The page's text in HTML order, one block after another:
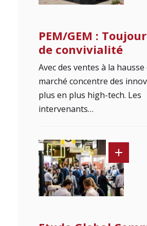
PEM/GEM :
de convivialité
Avec des ventes à la hausse
marché concentre des
plus en plus high-tech. Les
intervenants…